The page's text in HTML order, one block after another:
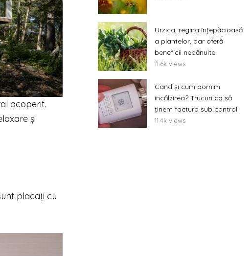
acoperit.
și
placați cu
Urzica, regina înțepăcioasă
a plantelor, dar oferă
beneficii nebănuite
11.6k views
Când și cum pornim
încălzirea? Trucuri ca să
ținem factura sub control
11.4k views